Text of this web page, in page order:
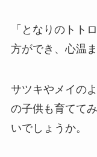
「となりのトト
方ができ、心温
サツキやメイの
の子供も育てて
いでしょうか。